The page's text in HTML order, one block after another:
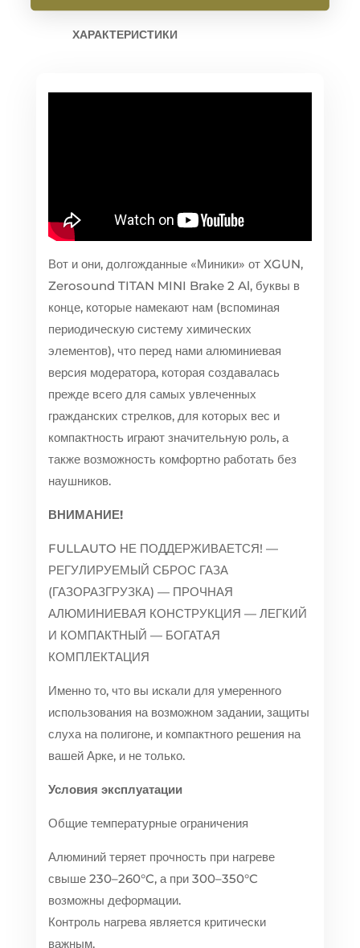
ОЛИВКОВЫЙ
ХАРАКТЕРИСТИКИ
Вот и они, долгожданные «Миники» от XGUN,
Zerosound TITAN MINI Brake 2 Al, буквы в
конце, которые намекают нам (вспоминая
периодическую систему химических
элементов), что перед нами алюминиевая
версия модератора, которая создавалась
прежде всего для самых увлеченных
гражданских стрелков, для которых вес и
компактность играют значительную роль, а
также возможность комфортно работать без
наушников.
ВНИМАНИЕ!
FULLAUTO НЕ ПОДДЕРЖИВАЕТСЯ! —
РЕГУЛИРУЕМЫЙ СБРОС ГАЗА
(ГАЗОРАЗГРУЗКА) — ПРОЧНАЯ
АЛЮМИНИЕВАЯ КОНСТРУКЦИЯ — ЛЕГКИЙ
И КОМПАКТНЫЙ — БОГАТАЯ
КОМПЛЕКТАЦИЯ
Именно то, что вы искали для умеренного
использования на возможном задании, защиты
слуха на полигоне, и компактного решения на
вашей Арке, и не только.
Условия эксплуатации
Общие температурные ограничения
Алюминий теряет прочность при нагреве
свыше 230–260°C, а при 300–350°C
возможны деформации.
Контроль нагрева является критически
важным.